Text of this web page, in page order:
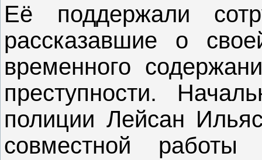
Её поддержали
рассказавшие о
временного
преступности.
полиции Лейсан
совместной работы